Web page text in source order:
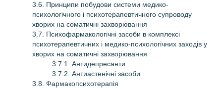
3.6. Принципи побудови системи медико-
психологічного і психотерапевтичного супроводу
хворих на соматичні захворювання
3.7. Психофармакологічні засоби в комплексі
психотерапевтичних і медико-психологічних заходів у
хворих на соматичні захворювання
3.7.1. Антидепресанти
3.7.2. Антиастенічні засоби
3.8. Фармакопсихотерапія